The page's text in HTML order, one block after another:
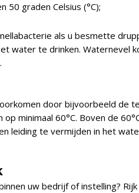
graden Celsius (°C);
als u besmette
water te drinken. Waternevel
door bijvoorbeeld de
minimaal 60°C. Boven de
leiding te vermijden in het
uw bedrijf of instelling? Rijk